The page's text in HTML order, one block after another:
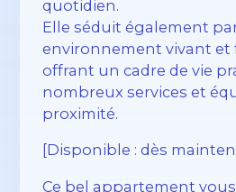
quotidien.
Elle séduit également
environnement vivant et
offrant un cadre de vie
nombreux services et
proximité.
[Disponible : dès
Ce bel appartement